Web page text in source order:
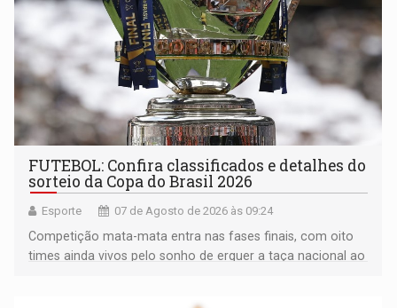
FUTEBOL: Confira classificados e detalhes do
sorteio da Copa do Brasil 2026
Esporte 07 de Agosto de 2026 às 09:24
Competição mata-mata entra nas fases finais, com oito
times ainda vivos pelo sonho de erguer a taça nacional ao